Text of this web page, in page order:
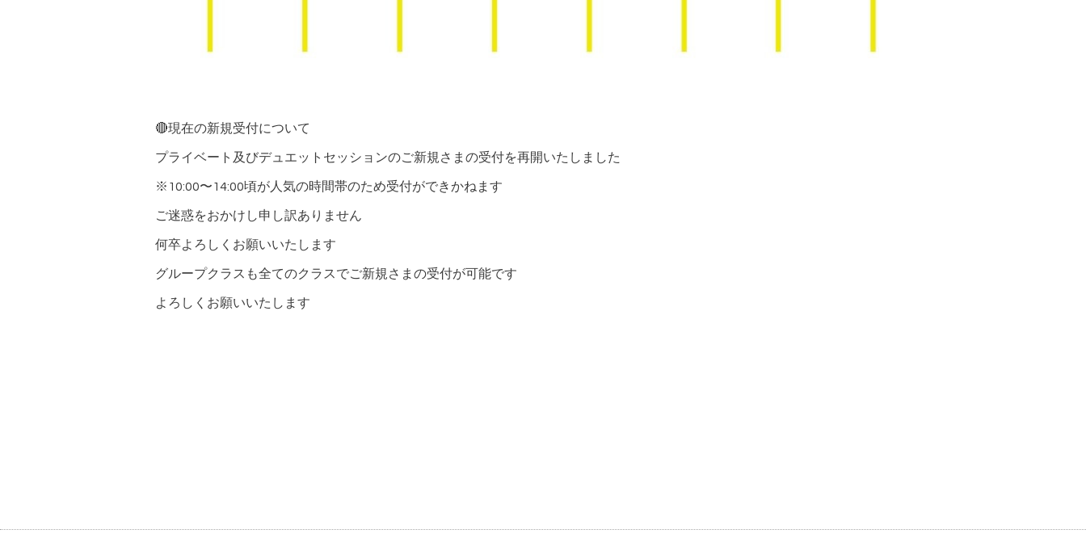
🔴現在の新規受付について
プライベート及びデュエットセッションのご新規さまの受付を再開いたしました
※10:00〜14:00頃が人気の時間帯のため受付ができかねます
ご迷惑をおかけし申し訳ありません
何卒よろしくお願いいたします
グループクラスも全てのクラスでご新規さまの受付が可能です
よろしくお願いいたします